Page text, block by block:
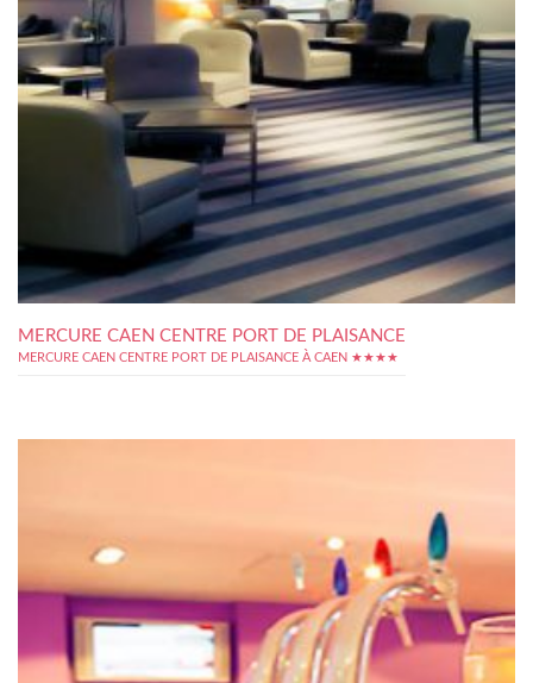
MERCURE CAEN CENTRE PORT DE PLAISANCE
MERCURE CAEN CENTRE PORT DE PLAISANCE À CAEN ★★★★